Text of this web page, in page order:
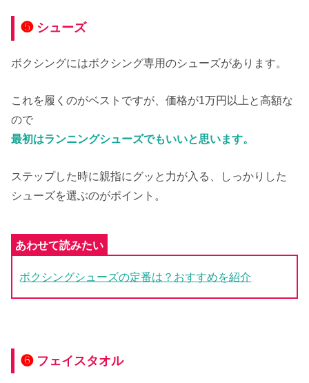
❺シューズ
ボクシングにはボクシング専用のシューズがあります。
これを履くのがベストですが、価格が1万円以上と高額な
ので
最初はランニングシューズでもいいと思います。
ステップした時に親指にグッと力が入る、しっかりした
シューズを選ぶのがポイント。
ボクシングシューズの定番は？おすすめを紹介
❻フェイスタオル